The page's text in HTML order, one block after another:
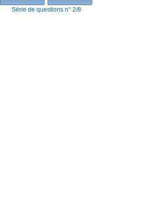
Série de questions n° 2/8